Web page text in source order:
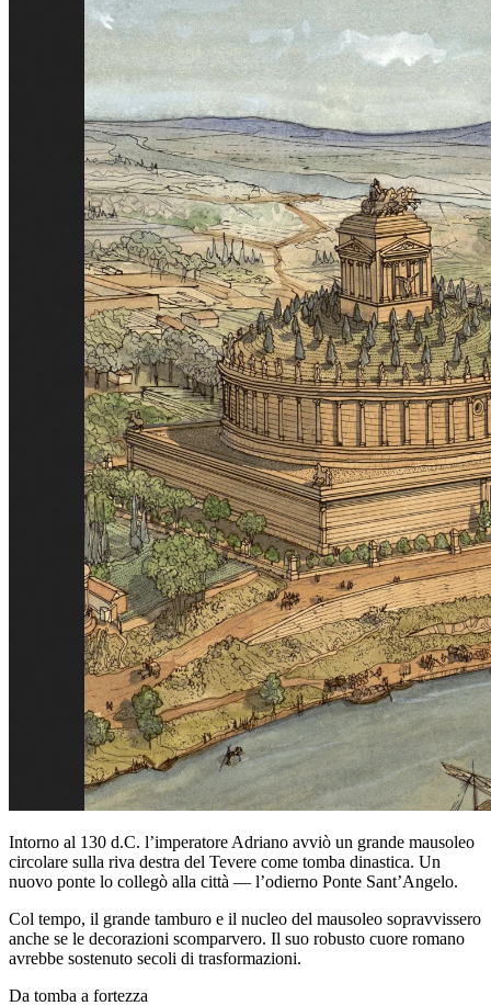
Intorno al 130 d.C. l’imperatore Adriano avviò un grande mausoleo
circolare sulla riva destra del Tevere come tomba dinastica. Un
nuovo ponte lo collegò alla città — l’odierno Ponte Sant’Angelo.
Col tempo, il grande tamburo e il nucleo del mausoleo sopravvissero
anche se le decorazioni scomparvero. Il suo robusto cuore romano
avrebbe sostenuto secoli di trasformazioni.
Da tomba a fortezza